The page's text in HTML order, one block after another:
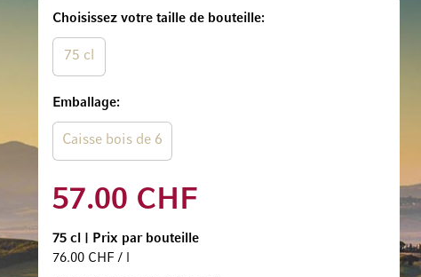
Choisissez votre taille de bouteille
75 cl
Emballage
Caisse bois de 6
57.00 CHF
75 cl
Prix par bouteille
76.00 CHF / l